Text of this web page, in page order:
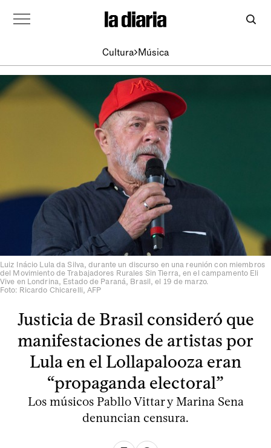
Cultura Música
Luiz Inácio Lula da Silva, durante un discurso en una reunión con miembros
del Movimiento de Trabajadores Rurales Sin Tierra, en el campamento Eli
Vive en Londrina, Estado de Paraná, Brasil, el 19 de marzo.
Foto: Ricardo Chicarelli, AFP
Justicia de Brasil consideró que
manifestaciones de artistas por
Lula en el Lollapalooza eran
“propaganda electoral”
Los músicos Pabllo Vittar y Marina Sena
denuncian censura.